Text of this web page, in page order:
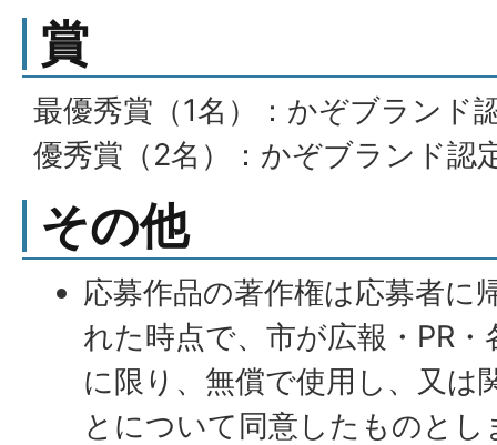
賞
最優秀賞（1名）：かぞブランド
優秀賞（2名）：かぞブランド認
その他
応募作品の著作権は応募者に
れた時点で、市が広報・PR
に限り、無償で使用し、又は
とについて同意したものとし